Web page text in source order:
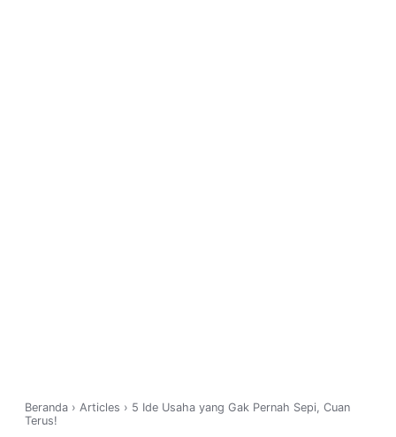
Beranda › Articles › 5 Ide Usaha yang Gak Pernah Sepi, Cuan
Terus!